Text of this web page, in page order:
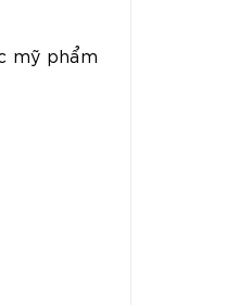
mỹ phẩm